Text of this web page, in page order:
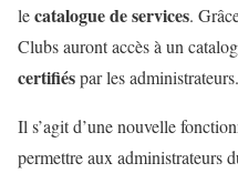
lecatalogue de services.
Clubs auront accès à un
certifiéspar les administrateurs.
Il s’agit d’une nouvelle
permettre aux administrateurs